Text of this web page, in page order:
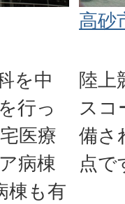
を中
行っ
医療
病棟
棟も有
高砂
陸上
スコ
備さ
点で